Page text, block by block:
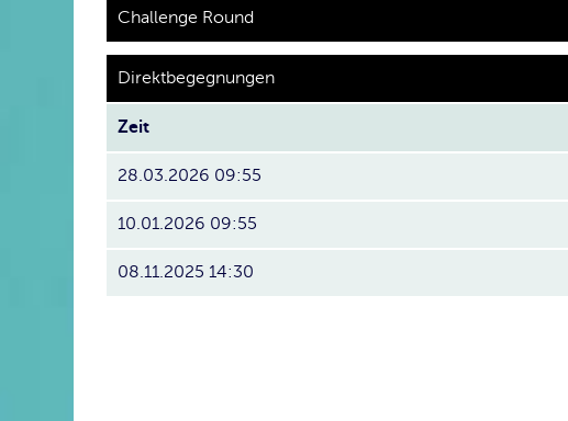
Challenge Round
Direktbegegnungen
Zeit
28.03.2026 09:55
10.01.2026 09:55
08.11.2025 14:30